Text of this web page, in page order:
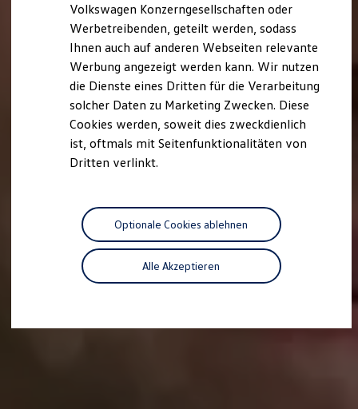
Volkswagen Konzerngesellschaften oder
Werbetreibenden, geteilt werden, sodass
Ihnen auch auf anderen Webseiten relevante
Werbung angezeigt werden kann. Wir nutzen
die Dienste eines Dritten für die Verarbeitung
solcher Daten zu Marketing Zwecken. Diese
Cookies werden, soweit dies zweckdienlich
ist, oftmals mit Seitenfunktionalitäten von
Dritten verlinkt.
Alle Akzeptieren
Optionale Cookies ablehnen